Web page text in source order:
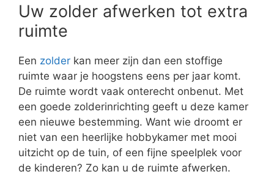
Uw zolder afwerken tot extra
ruimte
Een zolder kan meer zijn dan een stoffige
ruimte waar je hoogstens eens per jaar komt.
De ruimte wordt vaak onterecht onbenut. Met
een goede zolderinrichting geeft u deze kamer
een nieuwe bestemming. Want wie droomt er
niet van een heerlijke hobbykamer met mooi
uitzicht op de tuin, of een fijne speelplek voor
de kinderen? Zo kan u de ruimte afwerken.